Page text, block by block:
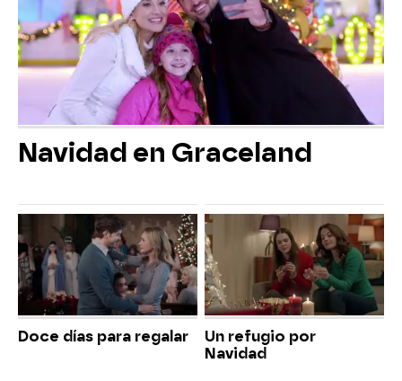
Navidad en Graceland
Doce días para regalar
Un refugio por
Navidad